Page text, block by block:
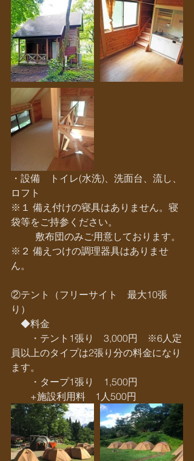
・設備　トイレ(水洗)、洗面台、流し、
ロフト
※１ 備え付けの寝具はありません。寝
袋等をご持参ください。
敷布団のみご用意しております。
※２ 備えつけの調理器具はありませ
ん。
②テント（フリーサイト　最大10張
り）
◆料金
・テント1張り　3,000円　※6人定
員以上のタイプは2張り分の料金になり
ます。
・タープ1張り　1,500円
+施設利用料　1人500円